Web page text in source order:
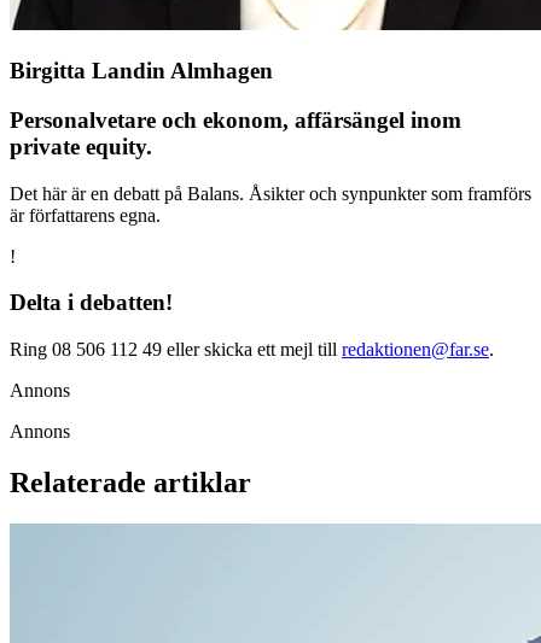
Birgitta Landin Almhagen
Personalvetare och ekonom, affärsängel inom
private equity.
Det här är en debatt på Balans. Åsikter och synpunkter som framförs
är författarens egna.
!
Delta i debatten!
Ring 08 506 112 49 eller skicka ett mejl till redaktionen@far.se.
Annons
Annons
Relaterade artiklar